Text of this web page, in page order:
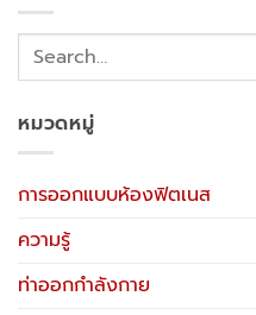
หมวดหมู่
การออกแบบห้องฟิตเนส
ความรู้
ท่าออกกำลังกาย